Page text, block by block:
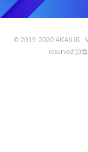
© 2019-2020 AKAILIB -
reserved 源